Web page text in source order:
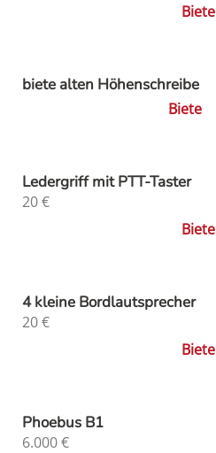
Biete
biete alten Höhenschreibe
Biete
Ledergriff mit PTT-Taster
20€
Biete
4 kleine Bordlautsprecher
20€
Biete
Phoebus B1
6.000€